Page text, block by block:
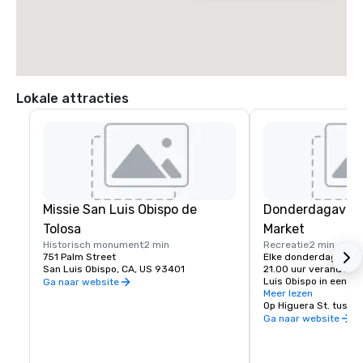
Lokale attracties
Missie San Luis Obispo de
Tolosa
Historisch monument2 min
751 Palm Street
San Luis Obispo, CA, US 93401
Ga naar website
Market
Recreatie2 min
Elke
21.00 uur verandert
Luis Obispo in een
waardoor Higuera
afgesloten en
van handelaar naar
Meer lezen
Ga naar website